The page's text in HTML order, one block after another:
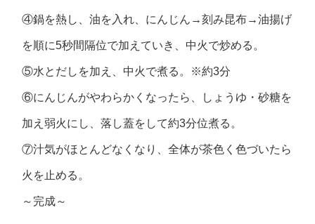
④鍋を熱し、油を入れ、にんじん→刻み昆布→油揚げ
を順に5秒間隔位で加えていき、中火で炒める。
⑤水とだしを加え、中火で煮る。※約3分
⑥にんじんがやわらかくなったら、しょうゆ・砂糖を
加え弱火にし、落し蓋をして約3分位煮る。
⑦汁気がほとんどなくなり、全体が茶色く色づいたら
火を止める。
～完成～